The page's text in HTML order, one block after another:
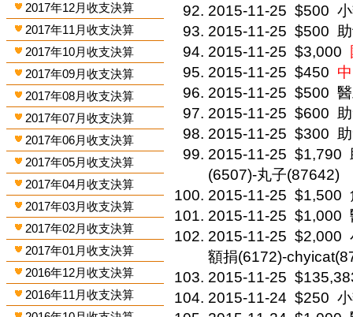
2017年12月收支決算
2017年11月收支決算
2017年10月收支決算
2017年09月收支決算
2017年08月收支決算
2017年07月收支決算
2017年06月收支決算
2017年05月收支決算
2017年04月收支決算
2017年03月收支決算
2017年02月收支決算
2017年01月收支決算
2016年12月收支決算
2016年11月收支決算
2015-11-25 $500
2015-11-25 $500
2015-11-25 $3,000
2015-11-25 $450
2015-11-25 $500
2015-11-25 $600
2015-11-25 $300
2015-11-25 $1,790
(6507)-丸子(87642)
2015-11-25 $1,500
2015-11-25 $1,000
2015-11-25 $2,000
額捐(6172)-
2015-11-25
2015-11-24 $250